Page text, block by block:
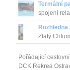
Termální
spojení
Zlatý
Pořádající
DCK Rekrea